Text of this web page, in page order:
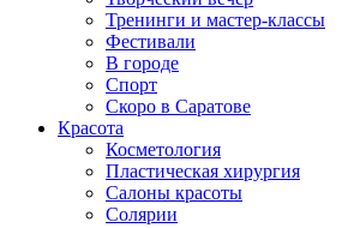
Тренинги и мастер-классы
Фестивали
В городе
Спорт
Скоро в Саратове
Красота
Косметология
Пластическая хирургия
Салоны красоты
Солярии